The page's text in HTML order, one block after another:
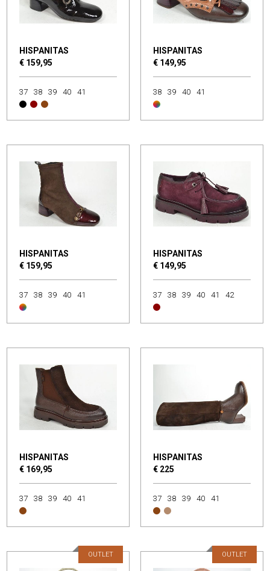
HISPANITAS
€ 159,95
37 38 39 40 41
HISPANITAS
€ 149,95
38 39 40 41
HISPANITAS
€ 159,95
37 38 39 40 41
HISPANITAS
€ 149,95
37 38 39 40 41 42
HISPANITAS
€ 169,95
37 38 39 40 41
HISPANITAS
€ 225
37 38 39 40 41
OUTLET OUTLET